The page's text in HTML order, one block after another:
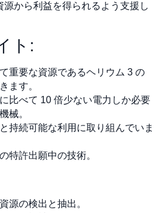
源から利益を得られるよう支援し
ト:
重要な資源であるヘリウム 3 の
ます。
比べて 10 倍少ない電力しか必要
械。
持続可能な利用に取り組んでいま
特許出願中の技術。
源の検出と抽出。